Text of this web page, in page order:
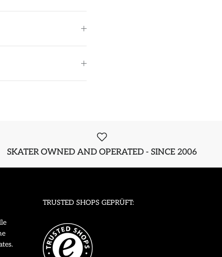
SKATER OWNED AND OPERATED - SINCE 2006
TRUSTED SHOPS GEPRÜFT: